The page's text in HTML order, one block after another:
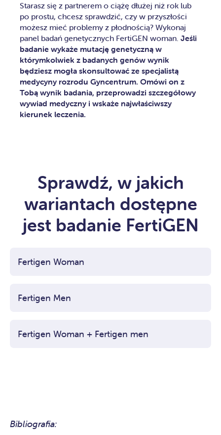
Starasz się z partnerem o ciążę dłużej niż rok lub
po prostu, chcesz sprawdzić, czy w przyszłości
możesz mieć problemy z płodnością? Wykonaj
panel badań genetycznych FertiGEN woman. Jeśli
badanie wykaże mutację genetyczną w
którymkolwiek z badanych genów wynik
będziesz mogła skonsultować ze specjalistą
medycyny rozrodu Gyncentrum. Omówi on z
Tobą wynik badania, przeprowadzi szczegółowy
wywiad medyczny i wskaże najwłaściwszy
kierunek leczenia.
Sprawdź, w jakich
wariantach dostępne
jest badanie FertiGEN
Fertigen Woman
Fertigen Men
Fertigen Woman + Fertigen men
Bibliografia: